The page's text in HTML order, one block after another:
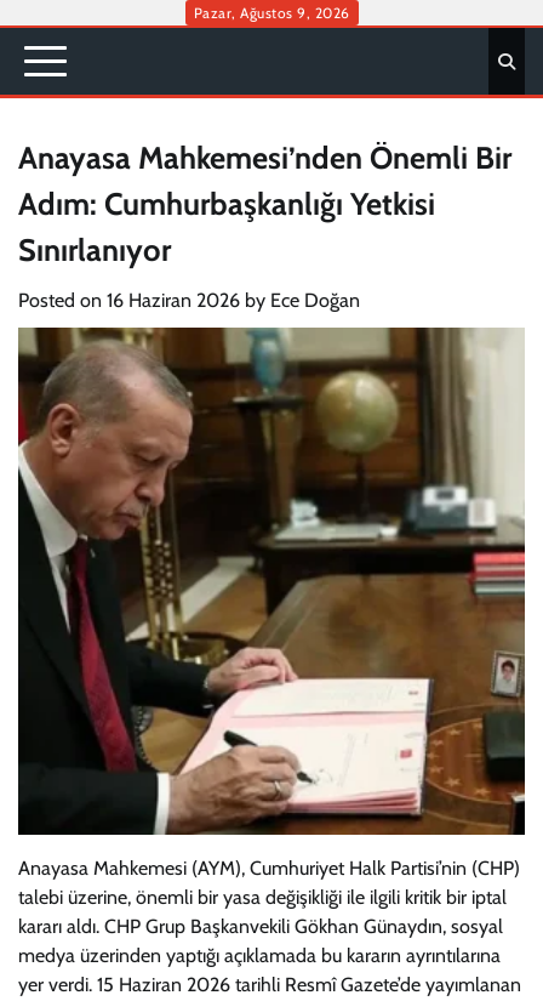
content
Pazar, Ağustos 9, 2026
Anayasa Mahkemesi’nden Önemli Bir
Adım: Cumhurbaşkanlığı Yetkisi
Sınırlanıyor
Posted on 16 Haziran 2026 by Ece Doğan
Anayasa Mahkemesi (AYM), Cumhuriyet Halk Partisi’nin (CHP)
talebi üzerine, önemli bir yasa değişikliği ile ilgili kritik bir iptal
kararı aldı. CHP Grup Başkanvekili Gökhan Günaydın, sosyal
medya üzerinden yaptığı açıklamada bu kararın ayrıntılarına
yer verdi. 15 Haziran 2026 tarihli Resmî Gazete’de yayımlanan